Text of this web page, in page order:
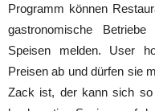
Programm können
gastronomische Betriebe
Speisen melden. User
Preisen ab und dürfen sie
Zack ist, der kann sich so